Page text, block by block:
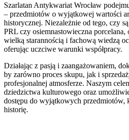
Szarlatan Antykwariat Wrocław
– przedmiotów o wyjątkowej wartości
historycznej. Niezależnie od tego, czy
PRL czy osiemnastowieczna porcelana,
wielką starannością i fachową wiedzą
oferując uczciwe warunki współpracy.
Działając z pasją i zaangażowaniem,
by zarówno proces skupu, jak i
profesjonalnej atmosferze. Naszym
dziedzictwa kulturowego oraz
dostępu do wyjątkowych przedmiotów,
historię.